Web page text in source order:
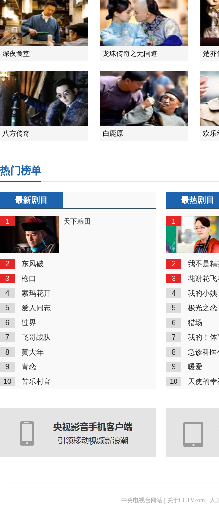
深夜食堂 龙珠传奇之无间道 楚乔
八方传奇 白鹿原 欢乐
热门榜单
最新剧目
1 天下粮田
2 东风破
3 枪口
4 索玛花开
5 爱人同志
6 过界
7 飞哥战队
8 黄大年
9 青恋
10 苦乐村官
最热剧目
1
2 我不是精
3 花谢花飞
4 我的小姨
5 极光之恋
6 猎场
7 我的！体
8 急诊科医
9 暖爱
10 天使的幸
中央电视台网站 关于CCTV.com 人